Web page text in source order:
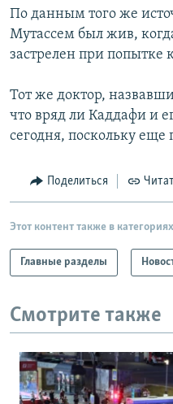
По данным того же
Мутассем был жив,
застрелен при попытке к
Тот же доктор,
что вряд ли Каддафи и
сегодня, поскольку еще
Поделиться
Этот контент также в категориях
Главные разделы
Смотрите также